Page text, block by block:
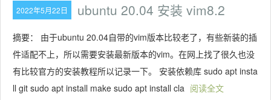
2022年5月22日 ubuntu 20.04 安装 vim8.2
摘要： 由于ubuntu 20.04自带的vim版本比较老了，有些新装的插
件适配不上，所以需要安装最新版本的vim。在网上找了很久也没
有比较官方的安装教程所以记录一下。 安装依赖库 sudo apt insta
ll git sudo apt install make sudo apt install cla 阅读全文